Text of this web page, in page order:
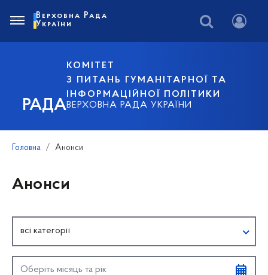
РАДА
КОМІТЕТ
З ПИТАНЬ ГУМАНІТАРНОЇ ТА
ІНФОРМАЦІЙНОЇ ПОЛІТИКИ
ВЕРХОВНА РАДА УКРАЇНИ
Верховна Рада
України
Головна Анонси
Анонси
всі категорії